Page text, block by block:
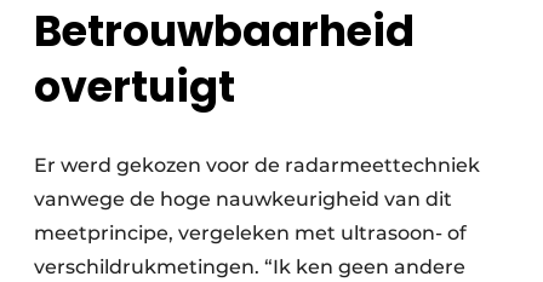
Betrouwbaarheid
overtuigt
Er werd gekozen voor de radarmeettechniek
vanwege de hoge nauwkeurigheid van dit
meetprincipe, vergeleken met ultrasoon- of
verschildrukmetingen. “Ik ken geen andere